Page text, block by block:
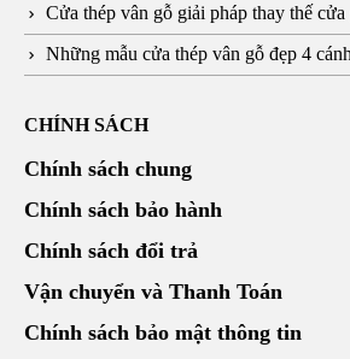
Cửa thép vân gỗ giải pháp thay thế
Những mẫu cửa thép vân gỗ đẹp 4
CHÍNH SÁCH
Chính sách chung
Chính sách bảo hành
Chính sách đổi trả
Vận chuyển và Thanh Toán
Chính sách bảo mật thông tin